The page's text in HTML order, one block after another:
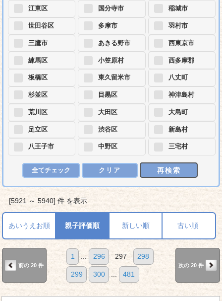
江東区
世田谷区
三鷹市
練馬区
板橋区
杉並区
荒川区
足立区
八王子市
国分寺市
多摩市
あきる野市
小笠原村
東久留米市
目黒区
大田区
渋谷区
中野区
稲城市
羽村市
西東京市
西多摩郡
八丈町
神津島村
大島町
新島村
三宅村
全てチェック クリア 再検索
[5921 ～ 5940] 件 を表示
あいうえお順 親子評価順 新しい順 古い順
前の 20 件
1 ... 296 297 298
299 300 ... 481
次の 20 件